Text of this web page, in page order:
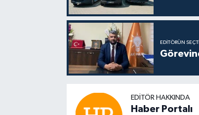
EDITÖRÜN
EDITÖR HAKKINDA
Haber Portalı